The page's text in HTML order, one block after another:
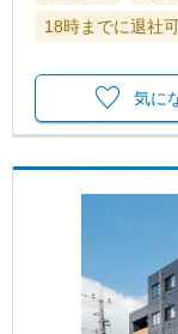
18時までに退社
気に